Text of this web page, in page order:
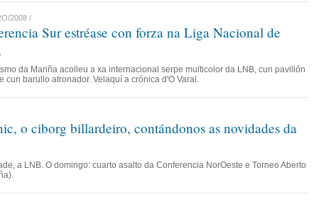
2008 /
Sur estréase con forza na Liga Nacional de
da Mariña acolleu a xa internacional serpe multicolor da LNB, cun pavillón
cun barullo atronador. Velaquí a crónica d'O Varal.
o ciborg billardeiro, contándonos as novidades da
a LNB. O domingo: cuarto asalto da Conferencia NorOeste e Torneo Aberto